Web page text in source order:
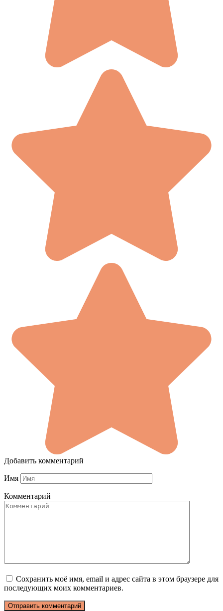
Добавить комментарий
Имя
Комментарий
Сохранить моё имя, email и адрес сайта в этом браузере для
последующих моих комментариев.